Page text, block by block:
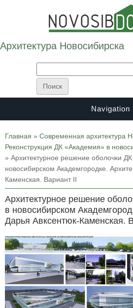
Архитектура Новосибирска
Navigation
Вы здесь
Главная » Современная архитектура
Реконструкция ДК «Академия» в
» Архитектурное решение оболочки
новосибирском Академгородке.
Каменская. Вариант II
Архитектурное решение
в новосибирском
Дарья Авксентюк-Каменская.